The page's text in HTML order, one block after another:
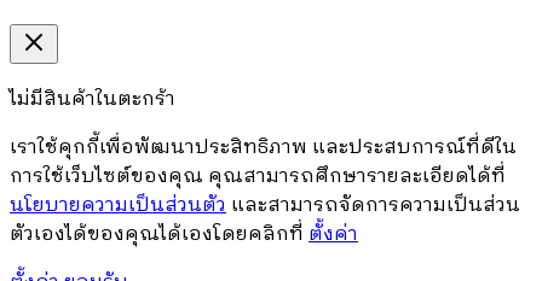
ไม่มีสินค้าในตะกร้า
เราใช้คุกกี้เพื่อพัฒนาประสิทธิภาพ และประสบการณ์ที่ดีใน
การใช้เว็บไซต์ของคุณ คุณสามารถศึกษารายละเอียดได้ที่
นโยบายความเป็นส่วนตัวและสามารถจัดการความเป็นส่วน
ตัวเองได้ของคุณได้เองโดยคลิกที่ ตั้งค่า